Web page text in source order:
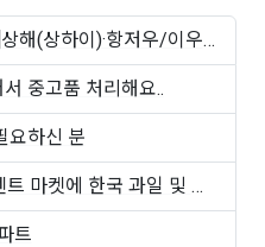
해(상하이)·항저우/이우·
중고품 처리해요..
요하신 분
마켓에 한국 과일 및 빵
트